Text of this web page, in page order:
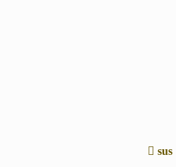
sus